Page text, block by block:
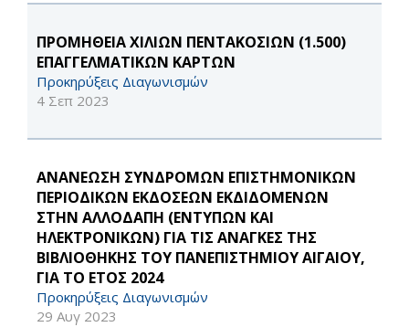
ΠΡΟΜΗΘΕΙΑ ΧΙΛΙΩΝ ΠΕΝΤΑΚΟΣΙΩΝ (1.500)
ΕΠΑΓΓΕΛΜΑΤΙΚΩΝ ΚΑΡΤΩΝ
Προκηρύξεις Διαγωνισμών
4 Σεπ 2023
ΑΝΑΝΕΩΣΗ ΣΥΝΔΡΟΜΩΝ ΕΠΙΣΤΗΜΟΝΙΚΩΝ
ΠΕΡΙΟΔΙΚΩΝ ΕΚΔΟΣΕΩΝ ΕΚΔΙΔΟΜΕΝΩΝ
ΣΤΗΝ ΑΛΛΟΔΑΠΗ (ΕΝΤΥΠΩΝ ΚΑΙ
ΗΛΕΚΤΡΟΝΙΚΩΝ) ΓΙΑ ΤΙΣ ΑΝΑΓΚΕΣ ΤΗΣ
ΒΙΒΛΙΟΘΗΚΗΣ ΤΟΥ ΠΑΝΕΠΙΣΤΗΜΙΟΥ ΑΙΓΑΙΟΥ,
ΓΙΑ ΤΟ ΕΤΟΣ 2024
Προκηρύξεις Διαγωνισμών
29 Αυγ 2023